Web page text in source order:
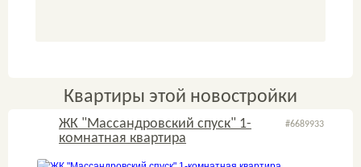
Квартиры этой новостройки
#6689933
ЖК "Массандровский спуск" 1-
комнатная квартира